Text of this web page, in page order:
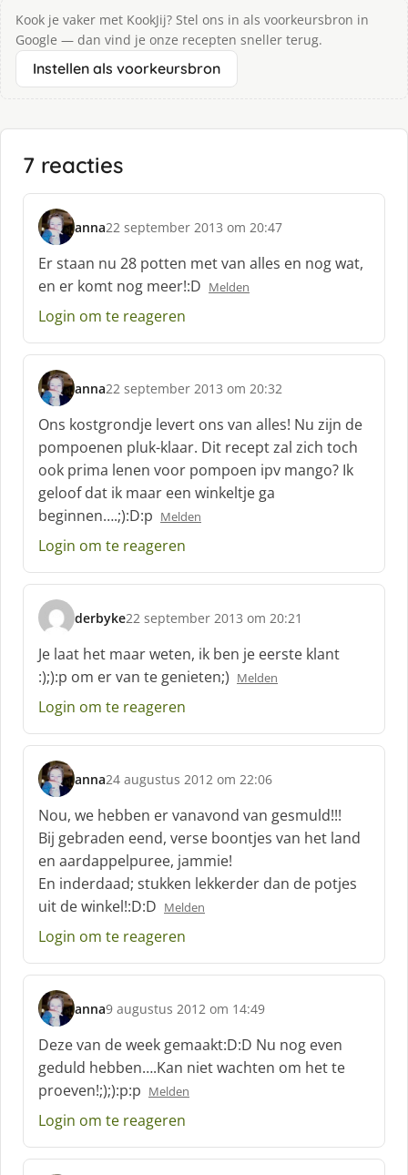
Kook je vaker met KookJij? Stel ons in als voorkeursbron in
Google — dan vind je onze recepten sneller terug.
Instellen als voorkeursbron
7 reacties
anna
s
c
h
r
e
f
22 september 2013 om 20:47
Er staan nu 28 potten met van alles en nog wat,
en er komt nog meer!:D Melden
Login om te reageren
anna
s
c
h
r
e
e
f
22 september 2013 om 20:32
Ons kostgrondje levert ons van alles! Nu zijn de
pompoenen pluk-klaar. Dit recept zal zich toch
ook prima lenen voor pompoen ipv mango? Ik
geloof dat ik maar een winkeltje ga
beginnen….;):D:p Melden
Login om te reageren
derbyke
s
c
h
r
e
f
22 september 2013 om 20:21
Je laat het maar weten, ik ben je eerste klant
:);):p om er van te genieten;) Melden
Login om te reageren
anna
s
c
h
r
e
e
f
24 augustus 2012 om 22:06
Nou, we hebben er vanavond van gesmuld!!!
Bij gebraden eend, verse boontjes van het land
en aardappelpuree, jammie!
En inderdaad; stukken lekkerder dan de potjes
uit de winkel!:D:D Melden
Login om te reageren
anna
s
c
h
r
e
e
:
9 augustus 2012 om 14:49
Deze van de week gemaakt:D:D Nu nog even
geduld hebben….Kan niet wachten om het te
proeven!;);):p:p Melden
Login om te reageren